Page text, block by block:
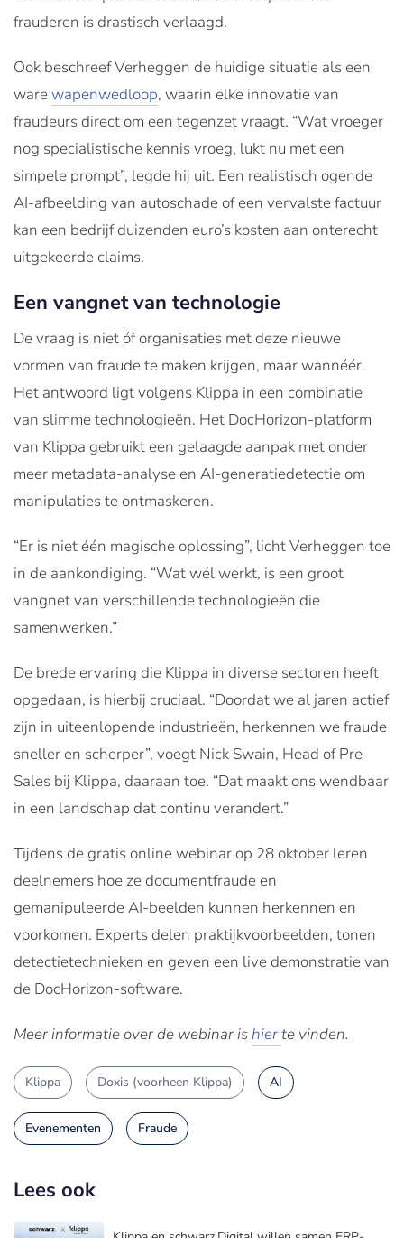
frauderen is drastisch verlaagd.
Ook beschreef Verheggen de huidige situatie als een
warewapenwedloop, waarin elke innovatie van
fraudeurs direct om een tegenzet vraagt. “Wat vroeger
nog specialistische kennis vroeg, lukt nu met een
simpele prompt”, legde hij uit. Een realistisch ogende
AI-afbeelding van autoschade of een vervalste factuur
kan een bedrijf duizenden euro’s kosten aan onterecht
uitgekeerde claims.
Een vangnet van technologie
De vraag is niet óf organisaties met deze nieuwe
vormen van fraude te maken krijgen, maar wannéér.
Het antwoord ligt volgens Klippa in een combinatie
van slimme technologieën. Het DocHorizon-platform
van Klippa gebruikt een gelaagde aanpak met onder
meer metadata-analyse en AI-generatiedetectie om
manipulaties te ontmaskeren.
“Er is niet één magische oplossing”, licht Verheggen toe
in de aankondiging. “Wat wél werkt, is een groot
vangnet van verschillende technologieën die
samenwerken.”
De brede ervaring die Klippa in diverse sectoren heeft
opgedaan, is hierbij cruciaal. “Doordat we al jaren actief
zijn in uiteenlopende industrieën, herkennen we fraude
sneller en scherper”, voegt Nick Swain, Head of Pre-
Sales bij Klippa, daaraan toe. “Dat maakt ons wendbaar
in een landschap dat continu verandert.”
Tijdens de gratis online webinar op 28 oktober leren
deelnemers hoe ze documentfraude en
gemanipuleerde AI-beelden kunnen herkennen en
voorkomen. Experts delen praktijkvoorbeelden, tonen
detectietechnieken en geven een live demonstratie van
de DocHorizon-software.
Meer informatie over de webinar ishierte vinden.
Klippa Doxis (voorheen Klippa) AI
Evenementen Fraude
Lees ook